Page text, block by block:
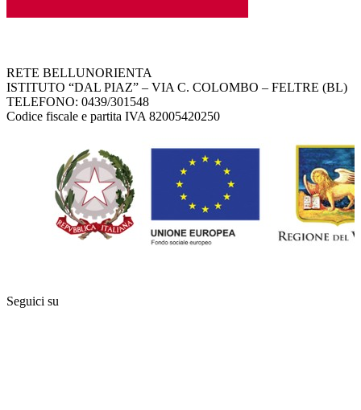
RETE BELLUNORIENTA
ISTITUTO “DAL PIAZ” – VIA C. COLOMBO – FELTRE (BL)
TELEFONO: 0439/301548
Codice fiscale e partita IVA 82005420250
Seguici su